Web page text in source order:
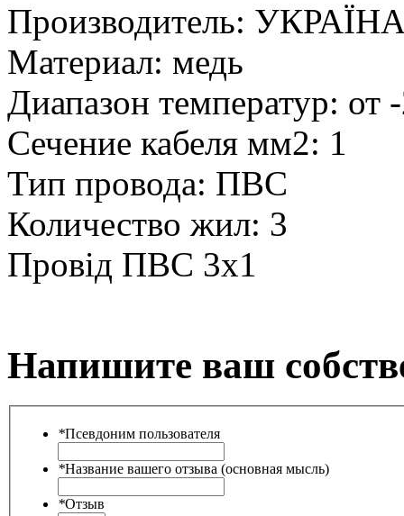
Производитель:
Материал: медь
Диапазон температур: от
Сечение кабеля мм2: 1
Тип провода: ПВС
Количество жил: 3
Провід ПВС 3х1
Напишите ваш
*Псевдоним пользователя
*Название вашего отзыва (основная мысль)
*Отзыв